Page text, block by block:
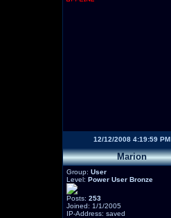
12/12/2008 4:19:59 PM
Marion
Group: User
Level: Power User Bronze
Posts: 253
Joined: 1/1/2005
IP-Address: saved